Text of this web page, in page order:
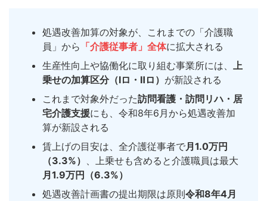
処遇改善加算の対象が、これまでの「介護職
員」から 「介護従事者」全体に拡大される
生産性向上や協働化に取り組む事業所には、 上
乗せの加算区分（Ⅰロ・Ⅱロ） が新設される
これまで対象外だった訪問看護・訪問リハ・居
宅介護支援にも、令和8年6月から処遇改善加
算が新設される
賃上げの目安は、全介護従事者で月1.0万円
（3.3%） 、上乗せも含めると介護職員は最大
月1.9万円（6.3%）
処遇改善計画書の提出期限は原則令和8年4月